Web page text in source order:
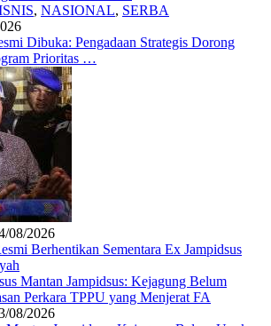
, NASIONAL, SERBA
Dibuka: Pengadaan Strategis Dorong
Prioritas …
08/2026
Berhentikan Sementara Ex Jampidsus
08/2026